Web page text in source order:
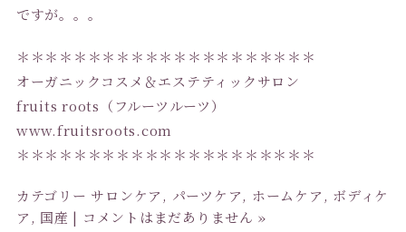
ですが。。。
＊＊＊＊＊＊＊＊＊＊＊＊＊＊＊＊＊＊＊＊＊
オーガニックコスメ＆エステティックサロン
fruits roots（フルーツルーツ）
www.fruitsroots.com
＊＊＊＊＊＊＊＊＊＊＊＊＊＊＊＊＊＊＊＊＊
カテゴリー サロンケア, パーツケア, ホームケア, ボディケ
ア, 国産 | コメントはまだありません »